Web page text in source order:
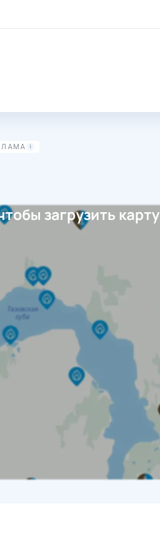
загрузить карту